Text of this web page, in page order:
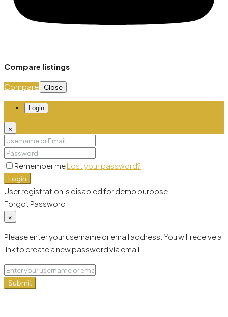
Compare listings
Compare Close
Login
×
Remember meLost your password?
Login
User registration is disabled for demo purpose.
Forgot Password
×
Please enter your username or email address. You will receive a
link to create a new password via email.
Submit